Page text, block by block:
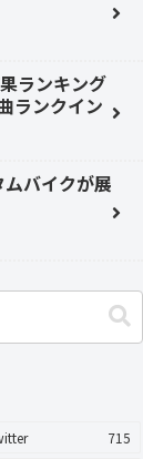
ランキング
ランクイン
バイクが展
715